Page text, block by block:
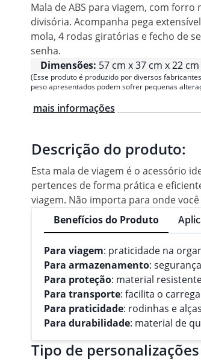
Mala de ABS para viagem, com
divisória. Acompanha pega
mola, 4 rodas giratórias e fecho de
senha.
Dimensões: 57 cm x 37 cm x 22 cm
(Esse produto é produzido por diversos
peso apresentados podem sofrer pequenas
mais informações
Descrição do produto:
Esta mala de viagem é o acessório
pertences de forma prática e
viagem. Não importa para onde
Benefícios do Produto
Para viagem: praticidade na
Para armazenamento:
Para proteção: material
Para transporte: facilita o
Para praticidade: rodinhas e
Para durabilidade: material de
Tipo de